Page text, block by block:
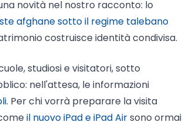
novità nel nostro racconto: lo
afghane sotto il regime talebano
costruisce identità condivisa.
studiosi e visitatori, sotto
nell'attesa, le informazioni
. Per chi vorrà preparare la visita
il nuovo iPad e iPad Airsono ormai